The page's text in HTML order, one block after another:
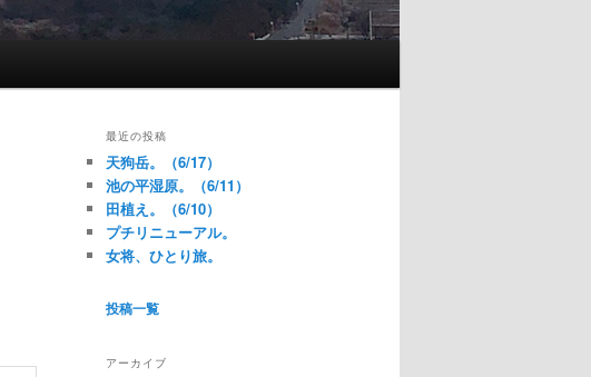
最近の投稿
天狗岳。（6/17）
池の平湿原。（6/11）
田植え。（6/10）
プチリニューアル。
女将、ひとり旅。
投稿一覧
アーカイブ